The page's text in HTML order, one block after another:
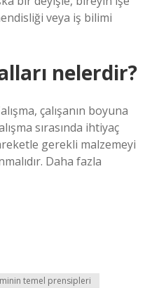
veya iş bilimi
nelerdir?
çalışanın boyuna
sırasında ihtiyaç
gerekli malzemeyi
Daha fazla
temel prensipleri